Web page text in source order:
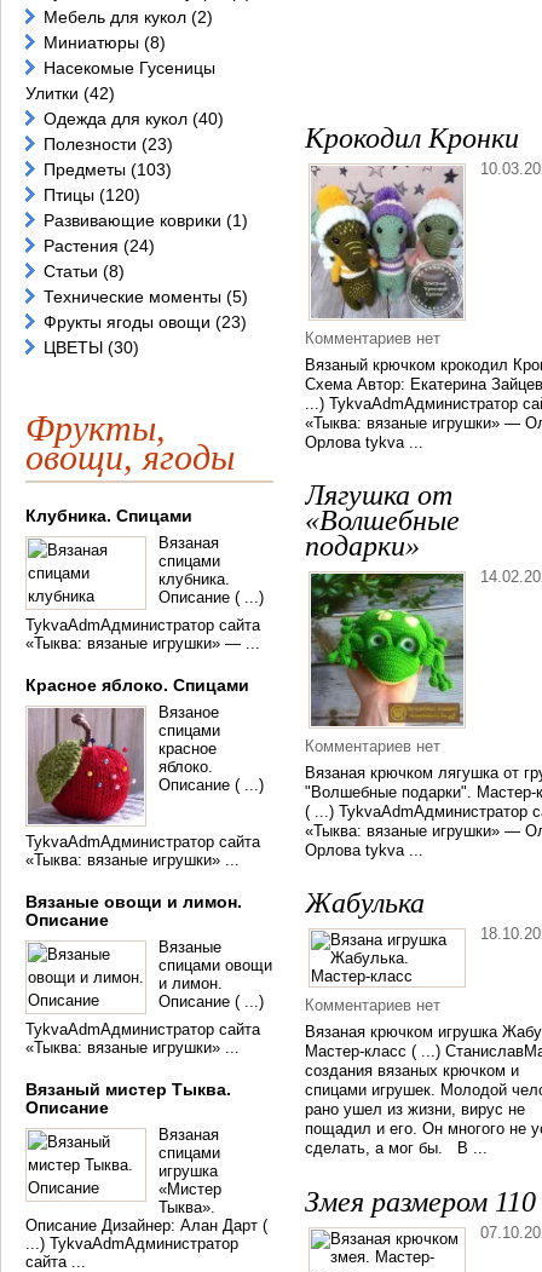
Крокодил Кронки
Комментариев нет
Вязаный крючком крокодил
Схема Автор: Екатерина
...) TykvaAdmАдминистратор
«Тыква: вязаные игрушки» —
Орлова tykva ...
Лягушка от
«Волшебные
подарки»
Комментариев нет
Вязаная крючком лягушка от
"Волшебные подарки". Мастер-
( ...) TykvaAdmАдминистратор
«Тыква: вязаные игрушки» —
Орлова tykva ...
Жабулька
Комментариев нет
Вязаная крючком игрушка
Мастер-класс ( ...)
создания вязаных крючком и
спицами игрушек. Молодой
рано ушел из жизни, вирус не
пощадил и его. Он многого не
сделать, а мог бы. В ...
Змея размером
Мебель для кукол (2)
Миниатюры (8)
Насекомые Гусеницы
Улитки (42)
Одежда для кукол (40)
Полезности (23)
Предметы (103)
Птицы (120)
Развивающие коврики (1)
Растения (24)
Статьи (8)
Технические моменты (5)
Фрукты ягоды овощи (23)
ЦВЕТЫ (30)
Фрукты,
овощи, ягоды
Клубника. Спицами
Вязаная
спицами
клубника.
Описание ( ...)
TykvaAdmАдминистратор сайта
«Тыква: вязаные игрушки» — ...
Красное яблоко. Спицами
Вязаное
спицами
красное
яблоко.
Описание ( ...)
TykvaAdmАдминистратор сайта
«Тыква: вязаные игрушки» ...
Вязаные овощи и лимон.
Описание
Вязаные
спицами овощи
и лимон.
Описание ( ...)
TykvaAdmАдминистратор сайта
«Тыква: вязаные игрушки» ...
Вязаный мистер Тыква.
Описание
Вязаная
спицами
игрушка
«Мистер
Тыква».
Описание Дизайнер: Алан Дарт (
...) TykvaAdmАдминистратор
сайта ...